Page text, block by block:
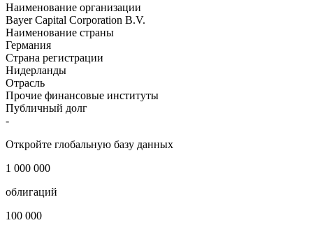
Наименование организации
Bayer Capital Corporation B.V.
Наименование страны
Германия
Страна регистрации
Нидерланды
Отрасль
Прочие финансовые институты
Публичный долг
-
Откройте глобальную базу данных
1 000 000
облигаций
100 000